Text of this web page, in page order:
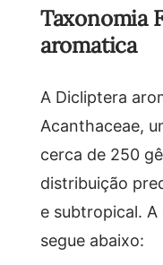
Taxonomia
aromatica
A Dicliptera
Acanthaceae,
cerca de 250
distribuição
e subtropical.
segue abaixo: